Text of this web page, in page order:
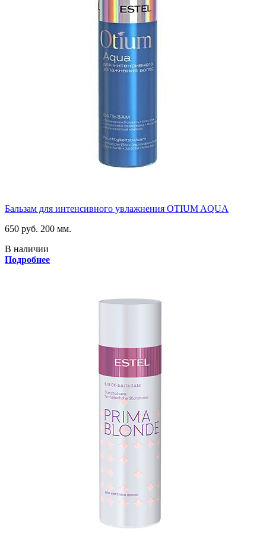
Бальзам для интенсивного увлажнения OTIUM AQUA
650 руб. 200 мм.
В наличии
Подробнее